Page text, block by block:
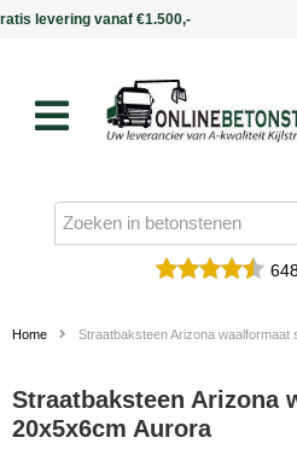
Binnen 5
Home Straatbaksteen Arizona waalformaat
Straatbaksteen Arizona
20x5x6cm Aurora